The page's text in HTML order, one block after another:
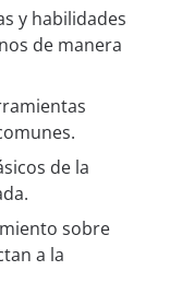
y habilidades
de manera
de la
sobre
a la